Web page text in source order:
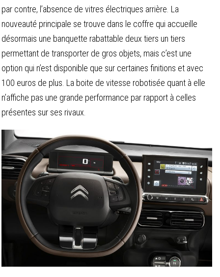
par contre, l’absence de vitres électriques arrière. La
nouveauté principale se trouve dans le coffre qui accueille
désormais une banquette rabattable deux tiers un tiers
permettant de transporter de gros objets, mais c’est une
option qui n’est disponible que sur certaines finitions et avec
100 euros de plus. La boite de vitesse robotisée quant à elle
n’affiche pas une grande performance par rapport à celles
présentes sur ses rivaux.